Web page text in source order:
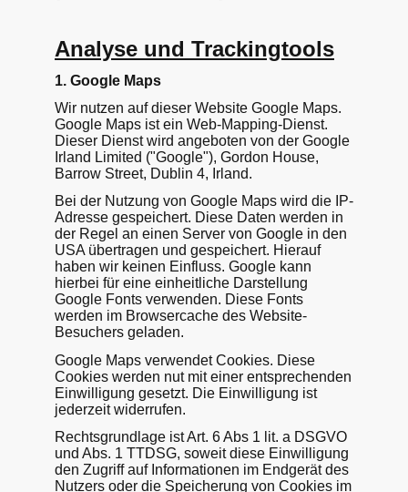
Analyse und Trackingtools
1. Google Maps
Wir nutzen auf dieser Website Google Maps.
Google Maps ist ein Web-Mapping-Dienst.
Dieser Dienst wird angeboten von der Google
Irland Limited ("Google"), Gordon House,
Barrow Street, Dublin 4, Irland.
Bei der Nutzung von Google Maps wird die IP-
Adresse gespeichert. Diese Daten werden in
der Regel an einen Server von Google in den
USA übertragen und gespeichert. Hierauf
haben wir keinen Einfluss. Google kann
hierbei für eine einheitliche Darstellung
Google Fonts verwenden. Diese Fonts
werden im Browsercache des Website-
Besuchers geladen.
Google Maps verwendet Cookies. Diese
Cookies werden nut mit einer entsprechenden
Einwilligung gesetzt. Die Einwilligung ist
jederzeit widerrufen.
Rechtsgrundlage ist Art. 6 Abs 1 lit. a DSGVO
und Abs. 1 TTDSG, soweit diese Einwilligung
den Zugriff auf Informationen im Endgerät des
Nutzers oder die Speicherung von Cookies im